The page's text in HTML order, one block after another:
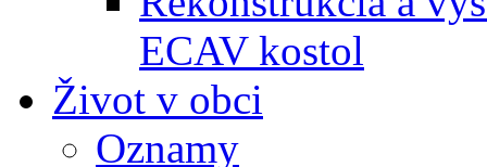
ECAV kostol
Život v obci
Oznamy